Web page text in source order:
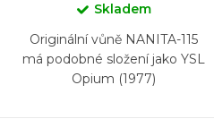
Skladem
Originální vůně NANITA-115
má podobné složení jako YSL
Opium (1977)